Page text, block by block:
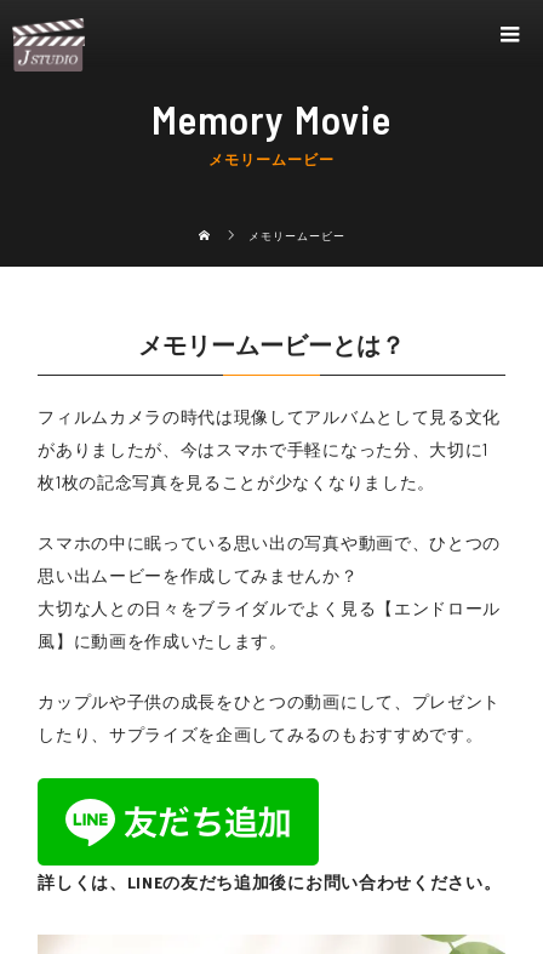
Memory Movie
メモリームービー
メモリームービー
メモリームービーとは？
フィルムカメラの時代は現像してアルバムとして見る文化
がありましたが、今はスマホで手軽になった分、大切に1
枚1枚の記念写真を見ることが少なくなりました。
スマホの中に眠っている思い出の写真や動画で、ひとつの
思い出ムービーを作成してみませんか？
大切な人との日々をブライダルでよく見る【エンドロール
風】に動画を作成いたします。
カップルや子供の成長をひとつの動画にして、プレゼント
したり、サプライズを企画してみるのもおすすめです。
詳しくは、LINEの友だち追加後にお問い合わせください。